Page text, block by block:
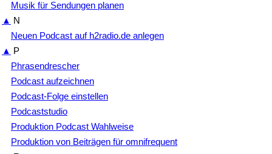
Musik für Sendungen planen
▲ N
Neuen Podcast auf h2radio.de anlegen
▲ P
Phrasendrescher
Podcast aufzeichnen
Podcast-Folge einstellen
Podcaststudio
Produktion Podcast Wahlweise
Produktion von Beiträgen für omnifrequent